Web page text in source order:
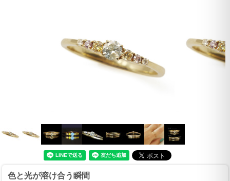
色と光が溶け合う瞬間